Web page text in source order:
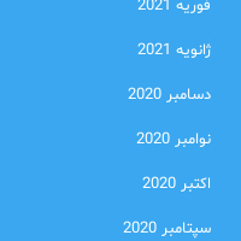
فوریه 2021
ژانویه 2021
دسامبر 2020
نوامبر 2020
اکتبر 2020
سپتامبر 2020